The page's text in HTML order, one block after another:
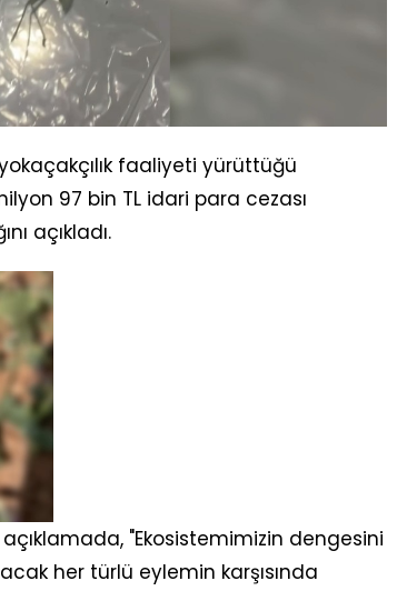
faaliyeti yürüttüğü
97 bin TL idari para cezası
açıkladı.
"Ekosistemimizin dengesini
her türlü eylemin karşısında